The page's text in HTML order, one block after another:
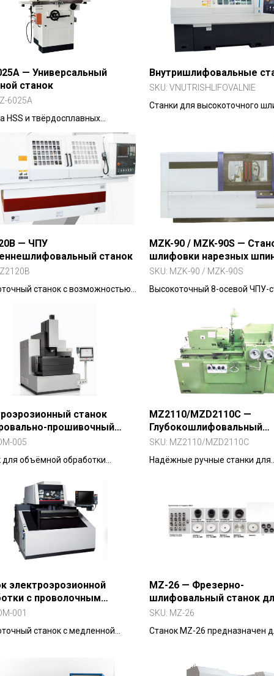
— Универсальный
станок
6025A
HSS и твёрдосплавных
включая фрезы, метчики
колёса.
Внутришлифовальные
SKU: VNUTRISHLIFOVALNIE
Станки для высокоточного
— ЧПУ
станок
станок с возможностью
благодаря повороту
MZK-90 / MZK-90S —
шлифовки нарезных
SKU: MZK-90 / MZK-90S
Высокоточный 8-осевой ЧПУ-
станок
прошивочный
станок)
005
для объёмной обработки
Работает с твёрдыми
графитом, закалённой
MZ2110/MZD2110C —
Глубокошлифовальный
внутренний станок
SKU: MZ2110/MZD2110C
Надёжные ручные станки для
электроэрозионной
с проволочным
MZ1200R (медленная
001
станок с медленной
MZ-26 — Фрезерно-
шлифовальный станок
торцевых фрез
SKU: MZ-26
Станок MZ-26 предназначен